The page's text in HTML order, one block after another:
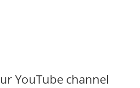
YouTube channel